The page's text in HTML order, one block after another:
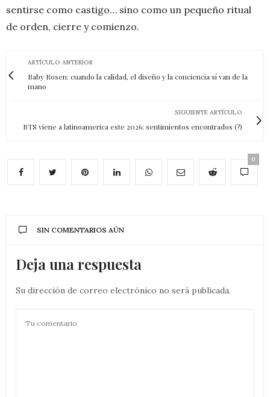
sentirse como castigo… sino como un pequeño ritual
de orden, cierre y comienzo.
ARTÍCULO ANTERIOR
Baby Rosen: cuando la calidad, el diseño y la conciencia sí van de la
mano
SIGUIENTE ARTÍCULO
BTS viene a latinoamerica este 2026: sentimientos encontrados (?)
0
SIN COMENTARIOS AÚN
Deja una respuesta
Su dirección de correo electrónico no será publicada.